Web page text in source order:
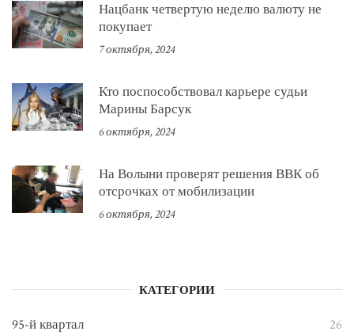
Нацбанк четвертую неделю валюту не
покупает
7 октября, 2024
Кто поспособствовал карьере судьи
Марины Барсук
6 октября, 2024
На Волыни проверят решения ВВК об
отсрочках от мобилизации
6 октября, 2024
КАТЕГОРИИ
95-й квартал
26